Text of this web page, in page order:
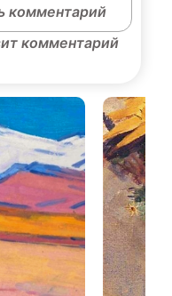
комментарий
комментарий